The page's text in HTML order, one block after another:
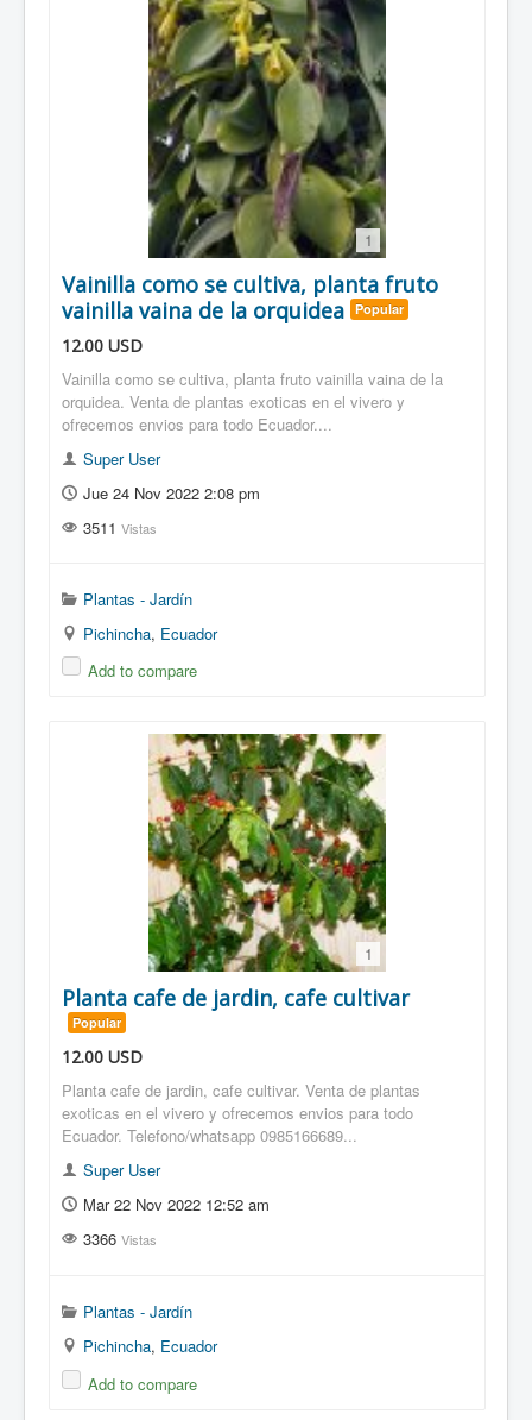
1
Vainilla como se cultiva, planta fruto
vainilla vaina de la orquidea Popular
12.00 USD
Vainilla como se cultiva, planta fruto vainilla vaina de la
orquidea. Venta de plantas exoticas en el vivero y
ofrecemos envios para todo Ecuador....
Super User
Jue 24 Nov 2022 2:08 pm
3511 Vistas
Plantas - Jardín
Pichincha, Ecuador
Add to compare
1
Planta cafe de jardin, cafe cultivar
Popular
12.00 USD
Planta cafe de jardin, cafe cultivar. Venta de plantas
exoticas en el vivero y ofrecemos envios para todo
Ecuador. Telefono/whatsapp 0985166689...
Super User
Mar 22 Nov 2022 12:52 am
3366 Vistas
Plantas - Jardín
Pichincha, Ecuador
Add to compare